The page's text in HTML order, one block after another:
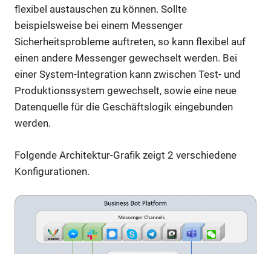
flexibel austauschen zu können. Sollte
beispielsweise bei einem Messenger
Sicherheitsprobleme auftreten, so kann flexibel auf
einen andere Messenger gewechselt werden. Bei
einer System-Integration kann zwischen Test- und
Produktionssystem gewechselt, sowie eine neue
Datenquelle für die Geschäftslogik eingebunden
werden.
Folgende Architektur-Grafik zeigt 2 verschiedene
Konfigurationen.